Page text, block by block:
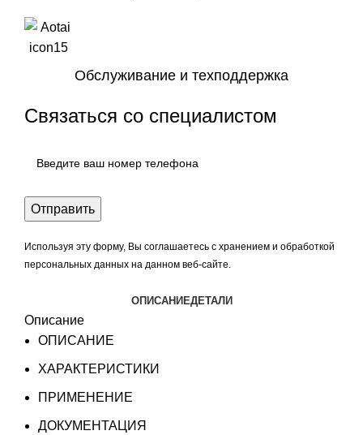
Обслуживание и техподдержка
Связаться со специалистом
Используя эту форму, Вы соглашаетесь с хранением и обработкой
персональных данных на данном веб-сайте.
ОПИСАНИЕДЕТАЛИ
Описание
ОПИСАНИЕ
ХАРАКТЕРИСТИКИ
ПРИМЕНЕНИЕ
ДОКУМЕНТАЦИЯ